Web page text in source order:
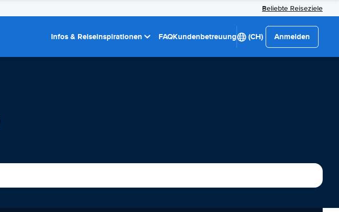
Beliebte Reiseziele
Infos & Reiseinspirationen FAQKundenbetreuung (CH) Anmelden